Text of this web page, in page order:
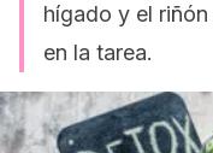
hígado y el
en la tarea.